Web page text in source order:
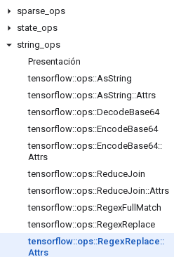
sparse ops
state ops
string ops
Presentación
tensorflow::ops::AsString
tensorflow::ops::AsString::Attrs
tensorflow::ops::DecodeBase64
tensorflow::ops::EncodeBase64
tensorflow::ops::EncodeBase64::
Attrs
tensorflow::ops::ReduceJoin
tensorflow::ops::ReduceJoin::Attrs
tensorflow::ops::RegexFull Match
tensorflow::ops::RegexReplace
tensorflow::ops::RegexReplace::
Attrs